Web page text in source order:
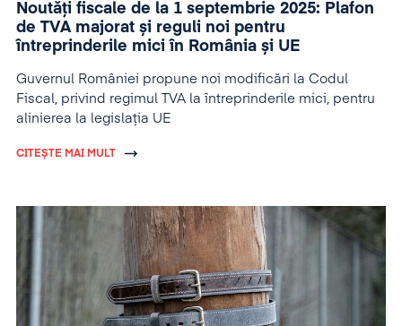
Noutăți fiscale de la 1 septembrie 2025: Plafon
de TVA majorat și reguli noi pentru
întreprinderile mici în România și UE
Guvernul României propune noi modificări la Codul
Fiscal, privind regimul TVA la întreprinderile mici, pentru
alinierea la legislația UE
CITEȘTE MAI MULT